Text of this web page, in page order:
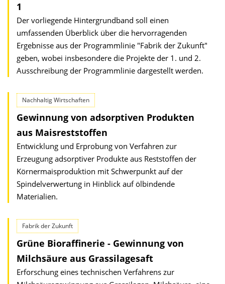
1
Der vorliegende Hintergrundband soll einen
umfassenden Überblick über die hervorragenden
Ergebnisse aus der Programmlinie "Fabrik der Zukunft"
geben, wobei insbesondere die Projekte der 1. und 2.
Ausschreibung der Programmlinie dargestellt werden.
Nachhaltig Wirtschaften
Gewinnung von adsorptiven Produkten
aus Maisreststoffen
Entwicklung und Erprobung von Verfahren zur
Erzeugung adsorptiver Produkte aus Reststoffen der
Körnermaisproduktion mit Schwerpunkt auf der
Spindelverwertung in Hinblick auf ölbindende
Materialien.
Fabrik der Zukunft
Grüne Bioraffinerie - Gewinnung von
Milchsäure aus Grassilagesaft
Erforschung eines technischen Verfahrens zur